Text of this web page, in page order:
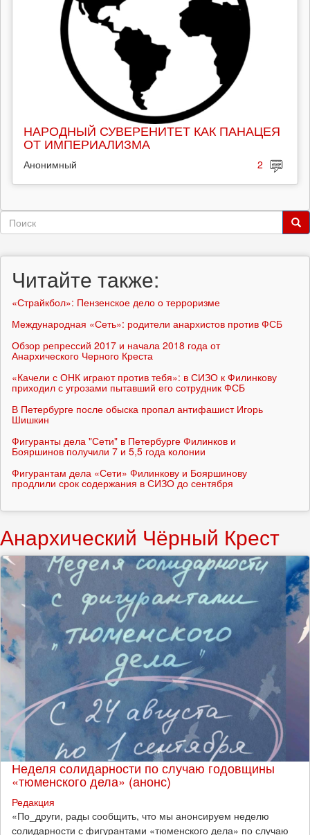
НАРОДНЫЙ СУВЕРЕНИТЕТ КАК ПАНАЦЕЯ
ОТ ИМПЕРИАЛИЗМА
Анонимный 2
Форма
поиска
Читайте также:
«Страйкбол»: Пензенское дело о терроризме
Международная «Сеть»: родители анархистов против ФСБ
Обзор репрессий 2017 и начала 2018 года от
Анархического Черного Креста
«Качели с ОНК играют против тебя»: в СИЗО к Филинкову
приходил с угрозами пытавший его сотрудник ФСБ
В Петербурге после обыска пропал антифашист Игорь
Шишкин
Фигуранты дела "Сети" в Петербурге Филинков и
Бояршинов получили 7 и 5,5 года колонии
Фигурантам дела «Сети» Филинкову и Бояршинову
продлили срок содержания в СИЗО до сентября
Анархический Чёрный Крест
Неделя солидарности по случаю годовщины
«тюменского дела» (анонс)
Редакция
​«По_други, рады сообщить, что мы анонсируем неделю
солидарности с фигурантами «тюменского дела» по случаю